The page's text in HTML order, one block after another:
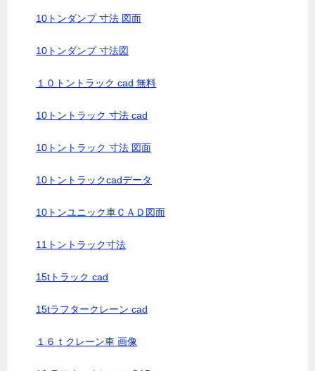
10トンダンプ 寸法 図面
10トンダンプ 寸法図
１０トントラック cad 無料
10トントラック 寸法 cad
10トントラック 寸法 図面
10トントラックcadデータ
10トンユニック車ＣＡＤ図面
11トントラック寸法
15tトラック cad
15tラフタークレーン cad
１６ｔクレーン車 画像